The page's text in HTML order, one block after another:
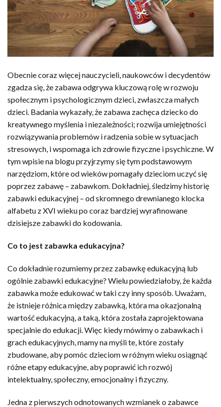
Obecnie coraz więcej nauczycieli, naukowców i decydentów
zgadza się, że zabawa odgrywa kluczową rolę w rozwoju
społecznym i psychologicznym dzieci, zwłaszcza małych
dzieci. Badania wykazały, że zabawa zachęca dziecko do
kreatywnego myślenia i niezależności; rozwija umiejętności
rozwiązywania problemów i radzenia sobie w sytuacjach
stresowych, i wspomaga ich zdrowie fizyczne i psychiczne. W
tym wpisie na blogu przyjrzymy się tym podstawowym
narzędziom, które od wieków pomagały dzieciom uczyć się
poprzez zabawę – zabawkom. Dokładniej, śledzimy historię
zabawki edukacyjnej – od skromnego drewnianego klocka
alfabetu z XVI wieku po coraz bardziej wyrafinowane
dzisiejsze zabawki do kodowania.
Co to jest zabawka edukacyjna?
Co dokładnie rozumiemy przez zabawkę edukacyjną lub
ogólnie zabawki edukacyjne? Wielu powiedziałoby, że każda
zabawka może edukować w taki czy inny sposób. Uważam,
że istnieje różnica między zabawką, która ma okazjonalną
wartość edukacyjną, a taką, która została zaprojektowana
specjalnie do edukacji. Więc kiedy mówimy o zabawkach i
grach edukacyjnych, mamy na myśli te, które zostały
zbudowane, aby pomóc dzieciom w różnym wieku osiągnąć
różne etapy edukacyjne, aby poprawić ich rozwój
intelektualny, społeczny, emocjonalny i fizyczny.
Jedna z pierwszych odnotowanych wzmianek o zabawce